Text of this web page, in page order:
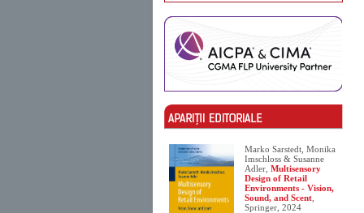
Marko Sarstedt, Monika
Imschloss & Susanne
Adler, Multisensory
Design of Retail
Environments - Vision,
Sound, and Scent
Springer, 2024